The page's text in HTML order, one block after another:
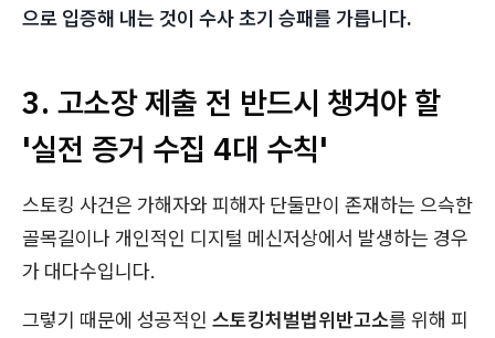
으로 입증해 내는 것이 수사 초기 승패를 가릅니다.
3. 고소장 제출 전 반드시 챙겨야 할
'실전 증거 수집 4대 수칙'
스토킹 사건은 가해자와 피해자 단둘만이 존재하는 으슥한
골목길이나 개인적인 디지털 메신저상에서 발생하는 경우
가 대다수입니다.
그렇기 때문에 성공적인 스토킹처벌법위반고소를 위해 피